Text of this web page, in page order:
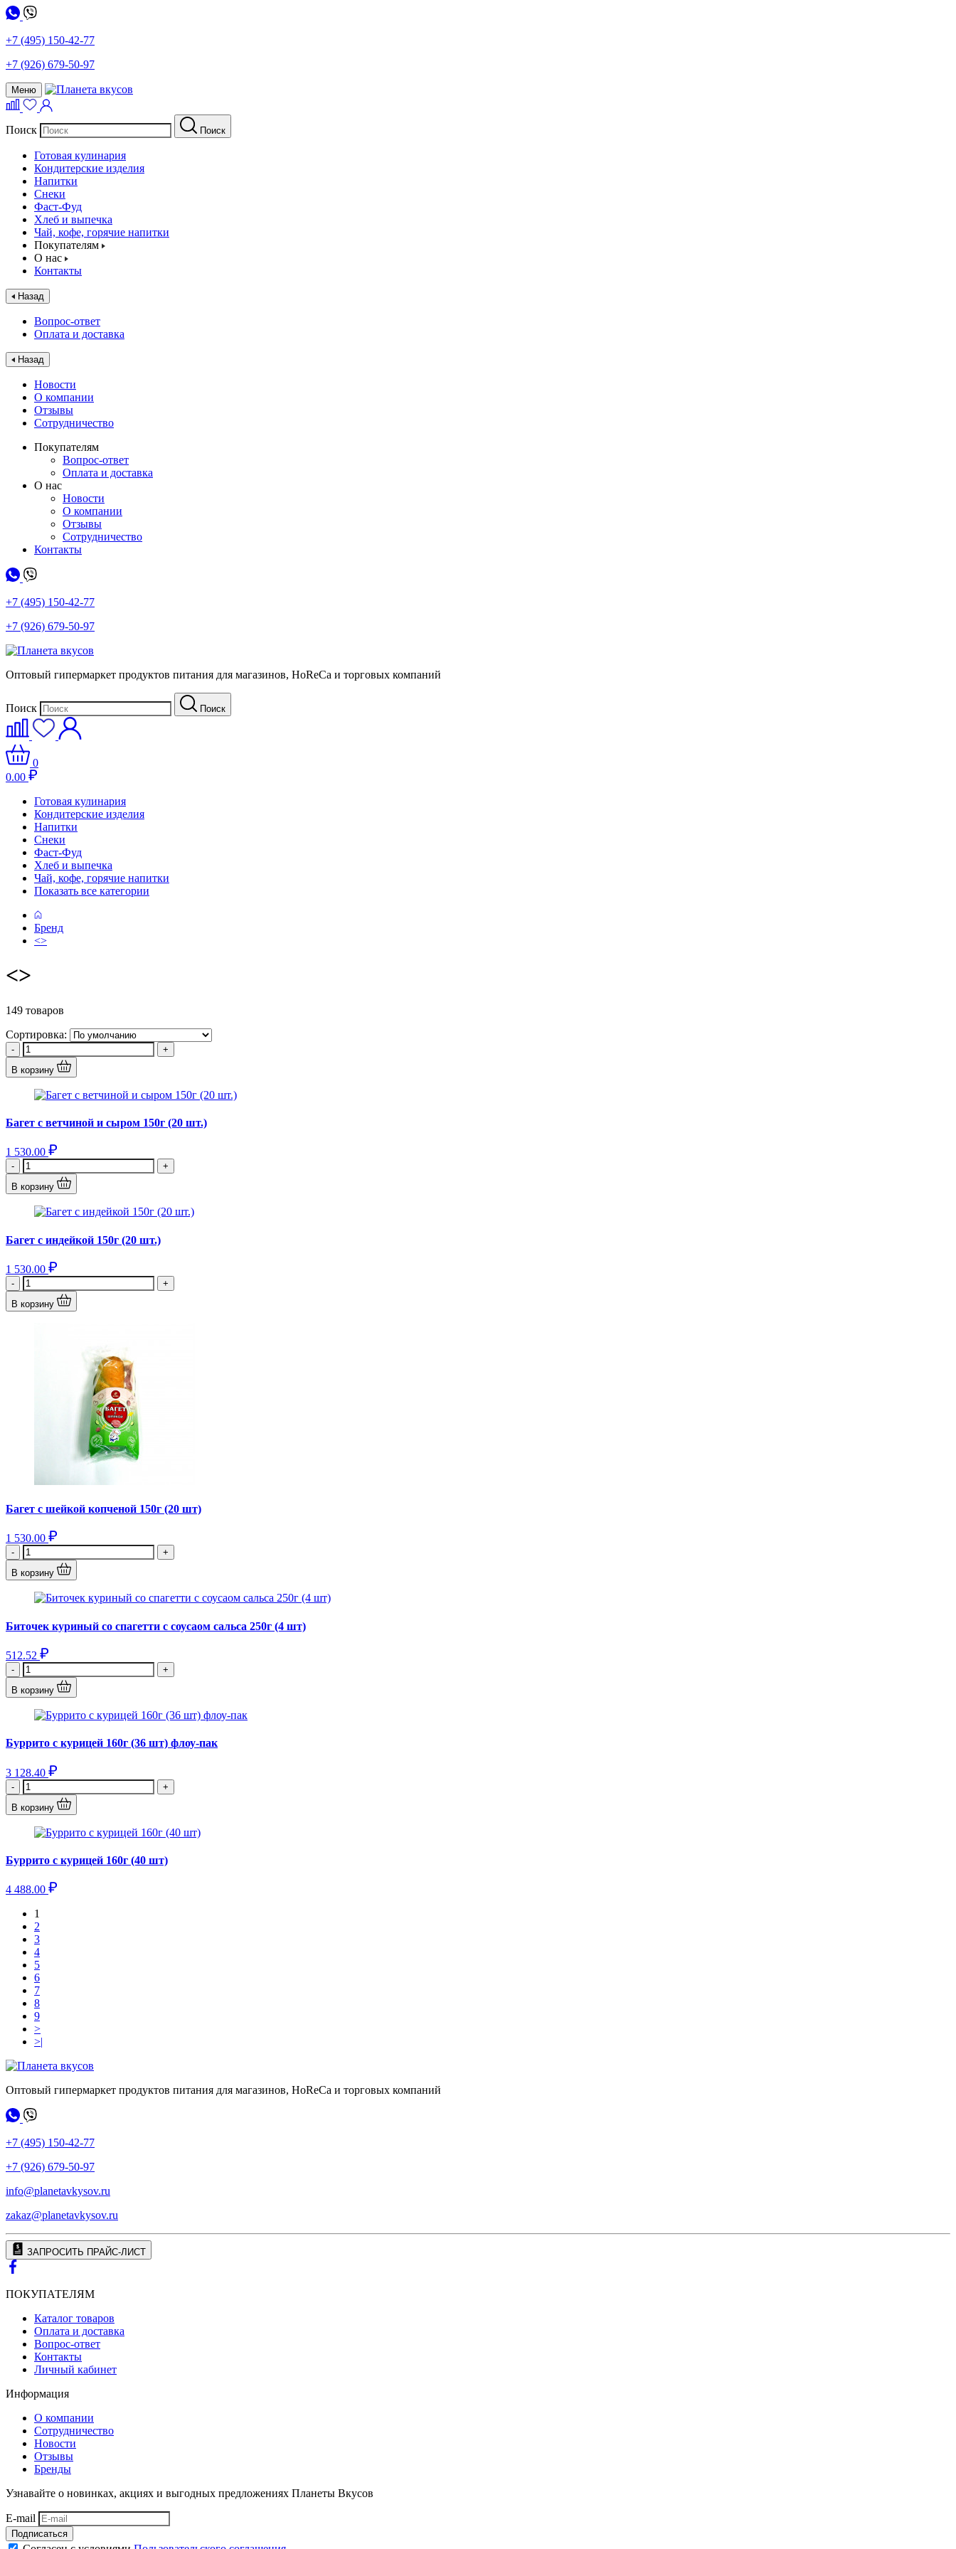
+7 (495) 150-42-77
+7 (926) 679-50-97
Меню
Поиск Поиск
Готовая кулинария
Кондитерские изделия
Напитки
Снеки
Фаст-Фуд
Хлеб и выпечка
Чай, кофе, горячие напитки
Покупателям
О нас
Контакты
Назад
Вопрос-ответ
Оплата и доставка
Назад
Новости
О компании
Отзывы
Сотрудничество
Покупателям
Вопрос-ответ
Оплата и доставка
О нас
Новости
О компании
Отзывы
Сотрудничество
Контакты
+7 (495) 150-42-77
+7 (926) 679-50-97
Оптовый гипермаркет продуктов питания для магазинов, HoReCa и торговых компаний
Поиск Поиск
0
0.00
Готовая кулинария
Кондитерские изделия
Напитки
Снеки
Фаст-Фуд
Хлеб и выпечка
Чай, кофе, горячие напитки
Показать все категории
Бренд
<>
<>
149 товаров
Сортировка:
-
+
В корзину
Багет с ветчиной и сыром 150г (20 шт.)
1 530.00
-
+
В корзину
Багет с индейкой 150г (20 шт.)
1 530.00
-
+
В корзину
Багет с шейкой копченой 150г (20 шт)
1 530.00
-
+
В корзину
Биточек куриный со спагетти с соусаом сальса 250г (4 шт)
512.52
-
+
В корзину
Буррито с курицей 160г (36 шт) флоу-пак
3 128.40
-
+
В корзину
Буррито с курицей 160г (40 шт)
4 488.00
1
2
3
4
5
6
7
8
9
>
>|
Оптовый гипермаркет продуктов питания для магазинов, HoReCa и торговых компаний
+7 (495) 150-42-77
+7 (926) 679-50-97
info@planetavkysov.ru
zakaz@planetavkysov.ru
ЗАПРОСИТЬ ПРАЙС-ЛИСТ
ПОКУПАТЕЛЯМ
Каталог товаров
Оплата и доставка
Вопрос-ответ
Контакты
Личный кабинет
Информация
О компании
Сотрудничество
Новости
Отзывы
Бренды
Узнавайте о новинках, акциях и выгодных предложениях Планеты Вкусов
E-mail
Подписаться